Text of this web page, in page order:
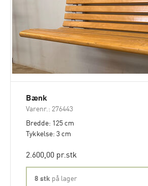
Bænk
Varenr.: 276443
Bredde: 125 cm
Tykkelse: 3 cm
2.600,00 pr.stk
8 stk på lager